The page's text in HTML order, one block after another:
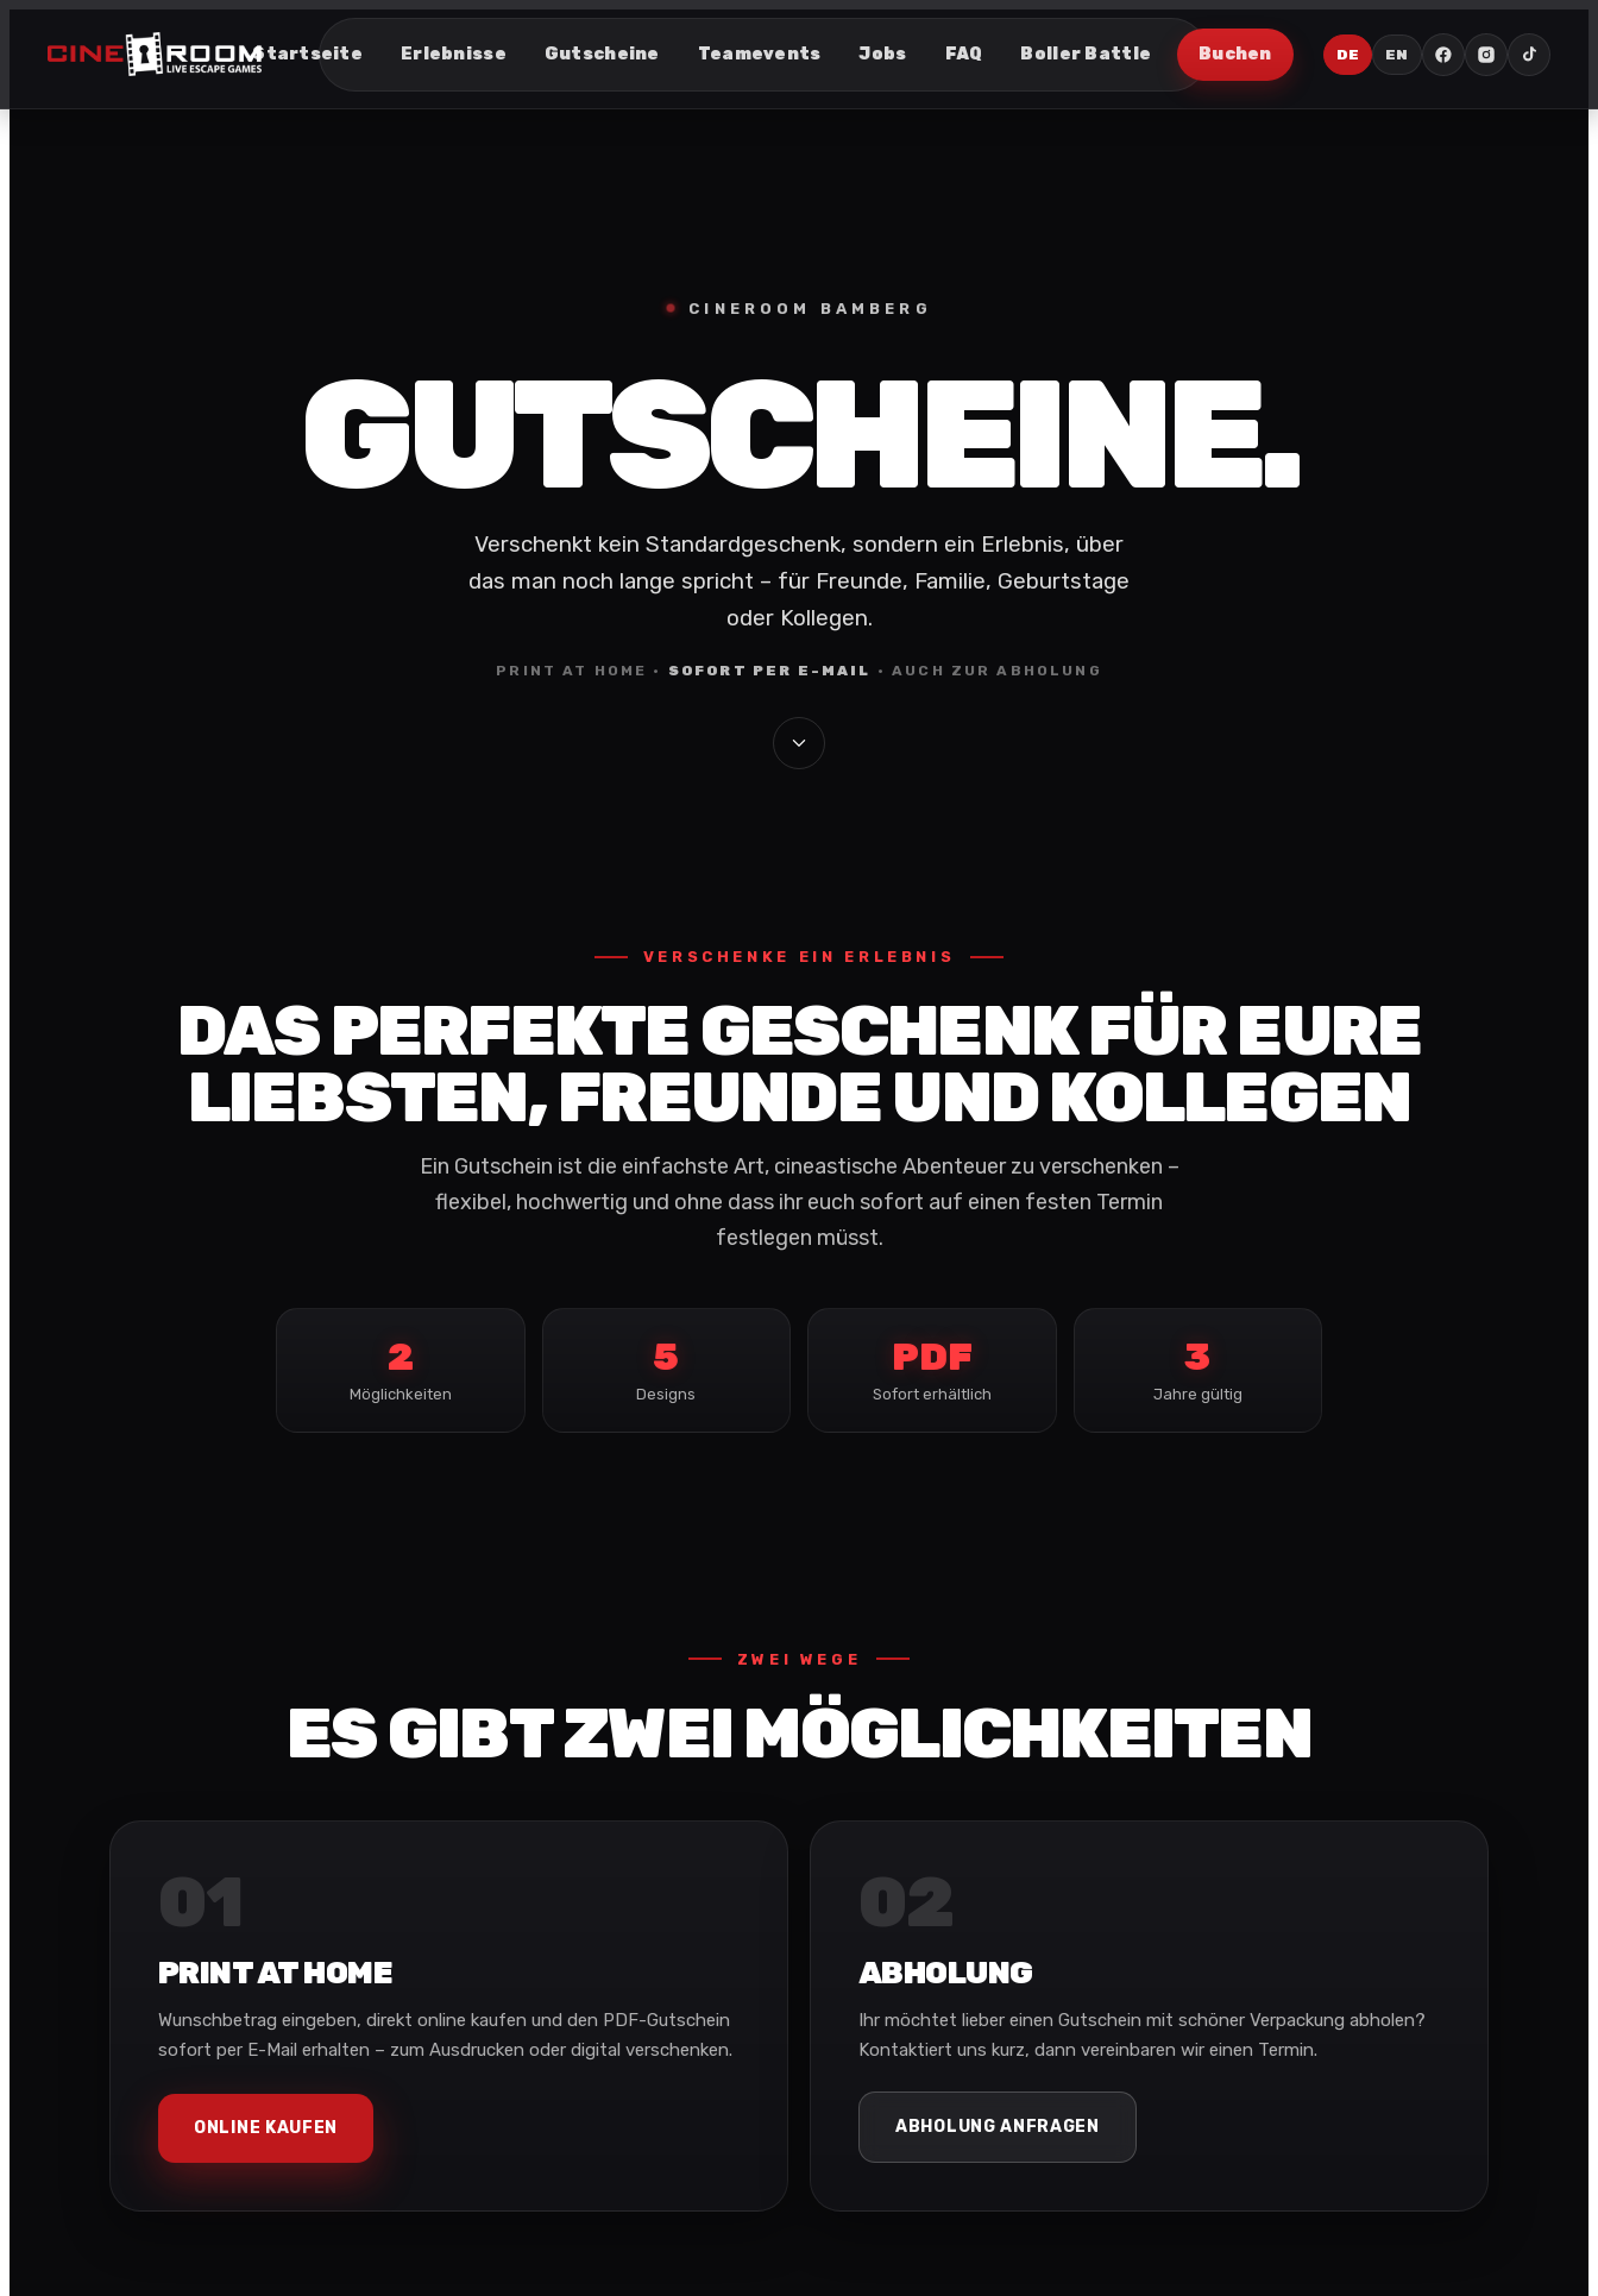
Startseite Erlebnisse Gutscheine Teamevents Jobs FAQ Boller Battle Buchen DE EN
CINEROOM BAMBERG
GUTSCHEINE.
Verschenkt kein Standardgeschenk, sondern ein Erlebnis, über
das man noch lange spricht – für Freunde, Familie, Geburtstage
oder Kollegen.
PRINT AT HOME · SOFORT PER E-MAIL · AUCH ZUR ABHOLUNG
VERSCHENKE EIN ERLEBNIS
DAS PERFEKTE GESCHENK FÜR EURE
LIEBSTEN, FREUNDE UND KOLLEGEN
Ein Gutschein ist die einfachste Art, cineastische Abenteuer zu verschenken –
flexibel, hochwertig und ohne dass ihr euch sofort auf einen festen Termin
festlegen müsst.
2
Möglichkeiten
5
Designs
PDF
Sofort erhältlich
3
Jahre gültig
ZWEI WEGE
ES GIBT ZWEI MÖGLICHKEITEN
01
PRINT AT HOME
Wunschbetrag eingeben, direkt online kaufen und den PDF-Gutschein
sofort per E-Mail erhalten – zum Ausdrucken oder digital verschenken.
ONLINE KAUFEN
02
ABHOLUNG
Ihr möchtet lieber einen Gutschein mit schöner Verpackung abholen?
Kontaktiert uns kurz, dann vereinbaren wir einen Termin.
ABHOLUNG ANFRAGEN